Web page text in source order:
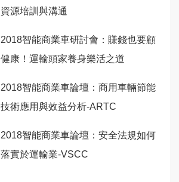
資源培訓與溝通
2018智能商業車研討會：賺錢也要顧
健康！運輸頭家養身樂活之道
2018智能商業車論壇：商用車輛節能
技術應用與效益分析-ARTC
2018智能商業車論壇：安全法規如何
落實於運輸業-VSCC